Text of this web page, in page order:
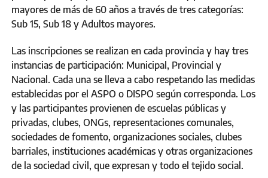
mayores de más de 60 años a través de tres categorías:
Sub 15, Sub 18 y Adultos mayores.
Las inscripciones se realizan en cada provincia y hay tres
instancias de participación: Municipal, Provincial y
Nacional. Cada una se lleva a cabo respetando las medidas
establecidas por el ASPO o DISPO según corresponda. Los
y las participantes provienen de escuelas públicas y
privadas, clubes, ONGs, representaciones comunales,
sociedades de fomento, organizaciones sociales, clubes
barriales, instituciones académicas y otras organizaciones
de la sociedad civil, que expresan y todo el tejido social.